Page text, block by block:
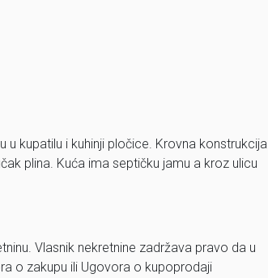
kupatilu i kuhinji pločice. Krovna konstrukcija
plina. Kuća ima septičku jamu a kroz ulicu
Vlasnik nekretnine zadržava pravo da u
o zakupu ili Ugovora o kupoprodaji